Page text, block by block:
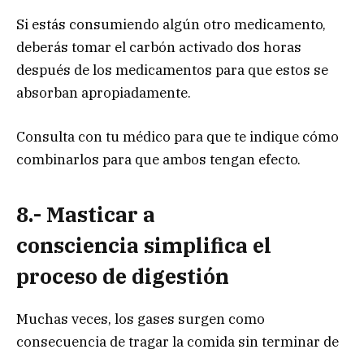
Si estás consumiendo algún otro medicamento,
deberás tomar el carbón activado dos horas
después de los medicamentos para que estos se
absorban apropiadamente.
Consulta con tu médico para que te indique cómo
combinarlos para que ambos tengan efecto.
8.- Masticar a
consciencia simplifica el
proceso de digestión
Muchas veces, los gases surgen como
consecuencia de tragar la comida sin terminar de